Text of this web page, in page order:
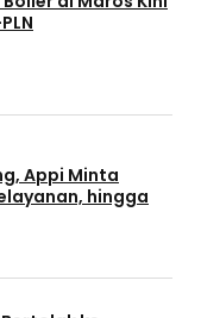
Appi Minta
hingga